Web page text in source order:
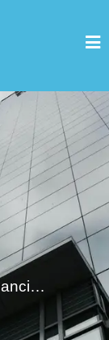
Directeur Administratif et Financier opérationnel (à temps partagé)